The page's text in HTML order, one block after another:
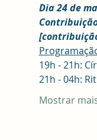
Dia 24 de
19h - 21h:
21h - 04h:
Mostrar